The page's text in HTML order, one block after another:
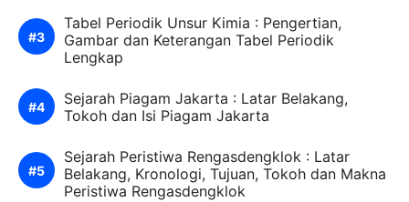
Tabel Periodik Unsur Kimia : Pengertian,
Gambar dan Keterangan Tabel Periodik
Lengkap
Sejarah Piagam Jakarta : Latar Belakang,
Tokoh dan Isi Piagam Jakarta
Sejarah Peristiwa Rengasdengklok : Latar
Belakang, Kronologi, Tujuan, Tokoh dan Makna
Peristiwa Rengasdengklok